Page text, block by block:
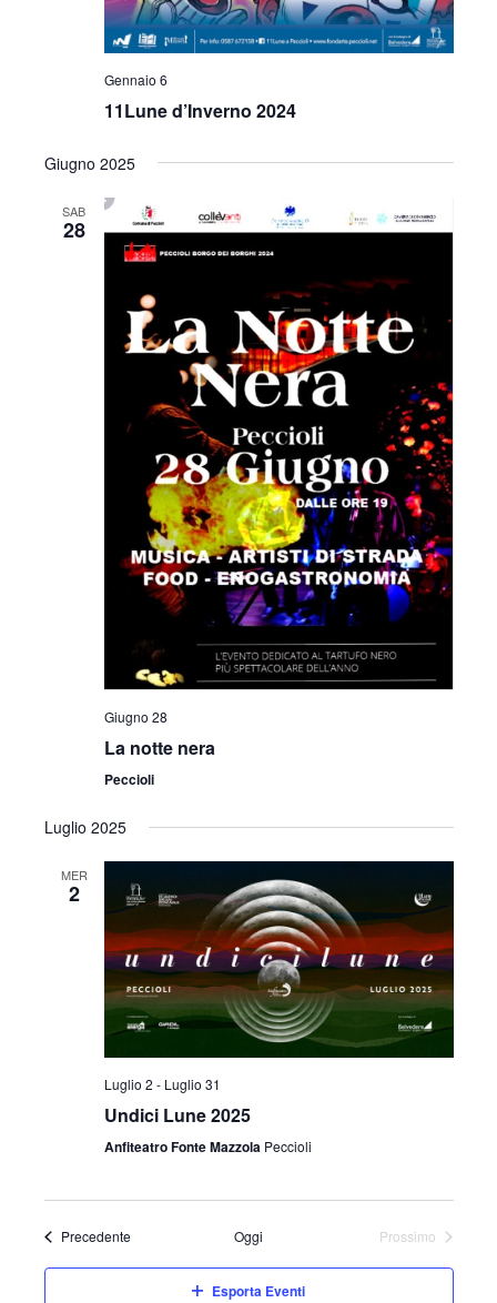
e
s
e
N
a
v
i
g
a
z
i
o
n
e
g
a
o
n
e
Gennaio 6
11Lune d’Inverno 2024
Giugno 2025
SAB
28
Giugno 28
La notte nera
Peccioli
Luglio 2025
MER
2
Luglio 2 - Luglio 31
Undici Lune 2025
Anfiteatro Fonte Mazzola Peccioli
PrecedenteEventi Oggi
Prossimo
Esporta Eventi